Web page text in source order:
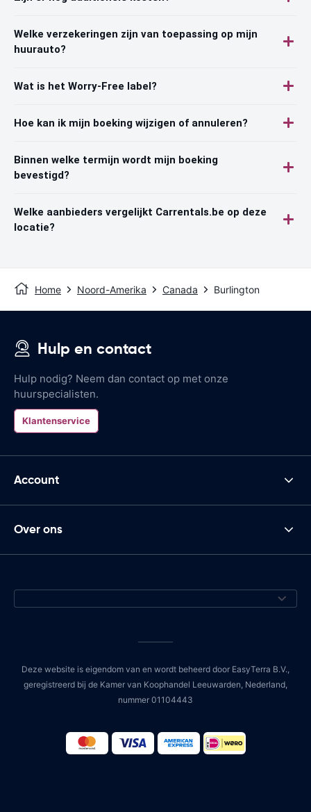
Welke verzekeringen zijn van toepassing op mijn
huurauto?
Wat is het Worry-Free label?
Hoe kan ik mijn boeking wijzigen of annuleren?
Binnen welke termijn wordt mijn boeking
bevestigd?
Welke aanbieders vergelijkt Carrentals.be op deze
locatie?
Home Noord-Amerika Canada Burlington
Hulp en contact
Hulp nodig? Neem dan contact op met onze
huurspecialisten.
Klantenservice
Account
Over ons
Deze website is eigendom van en wordt beheerd door EasyTerra B.V.,
geregistreerd bij de Kamer van Koophandel Leeuwarden, Nederland,
nummer 01104443